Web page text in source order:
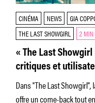
CINÉMA NEWS GIA
THE LAST SHOWGIRL
2 MIN
« The Last Showgirl
critiques et
Dans "The Last
offre un come-back tout